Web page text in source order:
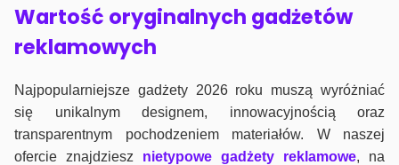
Wartość oryginalnych gadżetów
reklamowych
Najpopularniejsze gadżety 2026 roku muszą wyróżniać
się unikalnym designem, innowacyjnością oraz
transparentnym pochodzeniem materiałów. W naszej
ofercie znajdziesz nietypowe gadżety reklamowe, na